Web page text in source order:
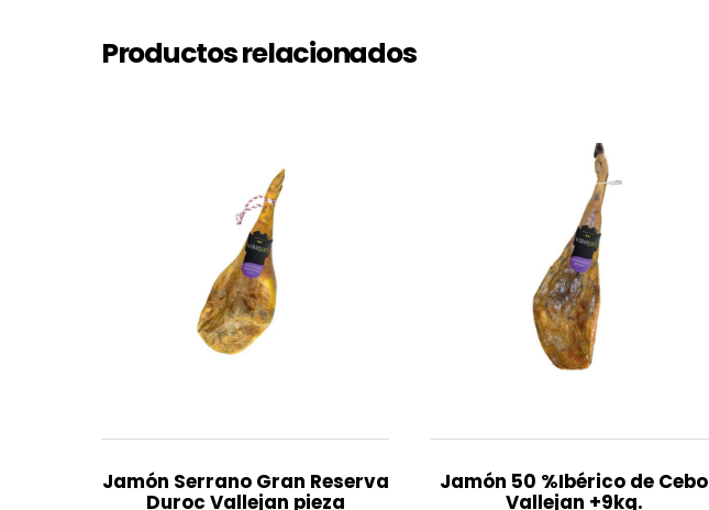
Productos relacionados
Jamón Serrano Gran Reserva
Duroc Vallejan pieza
Jamón 50 %Ibérico de Cebo
Vallejan +9kg.